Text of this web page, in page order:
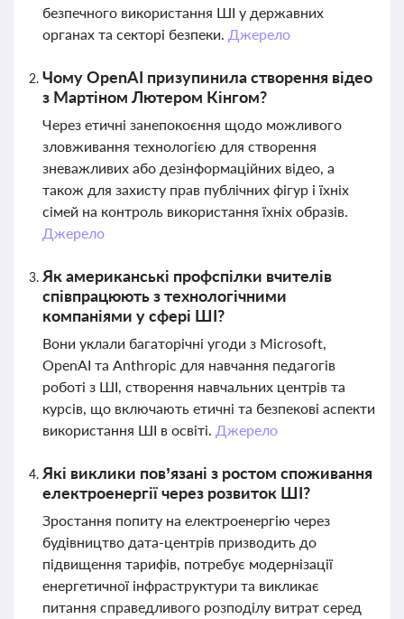
безпечного використання ШІ у державних
органах та секторі безпеки. Джерело
Чому OpenAI призупинила створення відео
з Мартіном Лютером Кінгом?
Через етичні занепокоєння щодо можливого
зловживання технологією для створення
зневажливих або дезінформаційних відео, а
також для захисту прав публічних фігур і їхніх
сімей на контроль використання їхніх образів.
Джерело
Як американські профспілки вчителів
співпрацюють з технологічними
компаніями у сфері ШІ?
Вони уклали багаторічні угоди з Microsoft,
OpenAI та Anthropic для навчання педагогів
роботі з ШІ, створення навчальних центрів та
курсів, що включають етичні та безпекові аспекти
використання ШІ в освіті. Джерело
Які виклики пов’язані з ростом споживання
електроенергії через розвиток ШІ?
Зростання попиту на електроенергію через
будівництво дата-центрів призводить до
підвищення тарифів, потребує модернізації
енергетичної інфраструктури та викликає
питання справедливого розподілу витрат серед